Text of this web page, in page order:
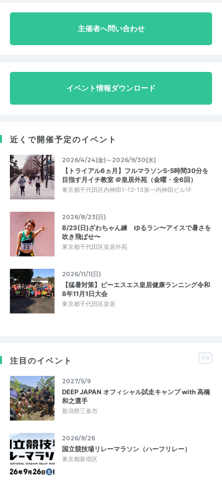
主催者へ問い合わせ
イベント情報ダウンロード
近くで開催予定のイベント
2026/4/24(金)～2026/9/30(水)
【トライアル6ヵ月】フルマラソン5-5時間30分を
目指す月イチ教室 ＠皇居外苑（金曜・全6回）
東京都千代田区内神田1-12-13第一内神田ビル1F
2026/8/23(日)
8/23(日)ざわちゃん練 ゆるラン〜アイスで暑さを
吹き飛ばせ〜
東京都千代田区皇居外苑
2026/11/1(日)
【猛暑対策】ピーエスエス皇居健康ランニング令和
8年11月1日大会
東京都千代田区皇居
注目のイベント PR
2027/5/9
DEEP JAPAN オフィシャル試走キャンプ with 高橋
和之選手
新潟県三条市
2026/9/26
国立競技場リレーマラソン（ハーフリレー）
東京都新宿区